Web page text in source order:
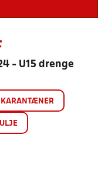
- U15 drenge
KARANTÆNER